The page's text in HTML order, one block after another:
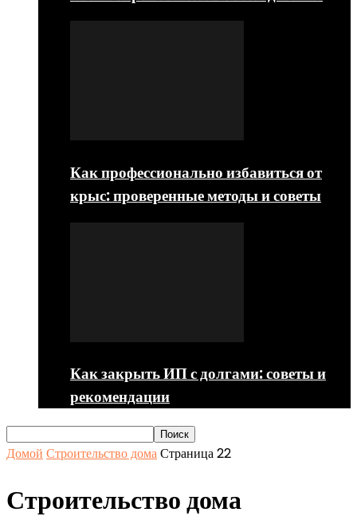
Как профессионально избавиться от
крыс: проверенные методы и советы
Как закрыть ИП с долгами: советы и
рекомендации
Домой Строительство домаСтраница 22
Строительство дома